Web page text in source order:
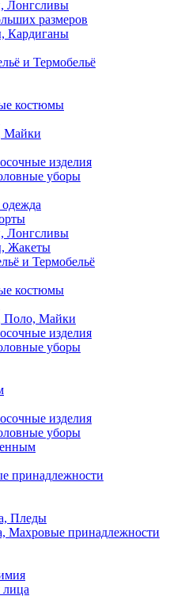
Лонгсливы
размеров
Кардиганы
и Термобельё
костюмы
Майки
изделия
уборы
Лонгсливы
Жакеты
и Термобельё
костюмы
Поло, Майки
изделия
уборы
изделия
уборы
принадлежности
Пледы
Махровые принадлежности